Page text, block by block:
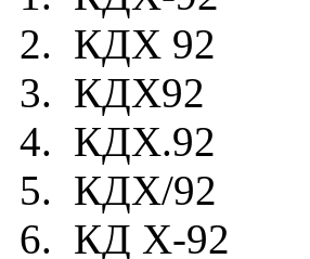
2. КДX 92
3. КДX92
4. КДX.92
5. КДX/92
6. КД X-92